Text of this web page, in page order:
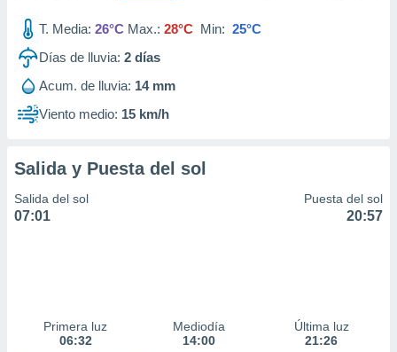
T. Media: 26°C Max.: 28°C Min: 25°C
Días de lluvia: 2 días
Acum. de lluvia: 14 mm
Viento medio: 15 km/h
Salida y Puesta del sol
Salida del sol
07:01
Puesta del sol
20:57
Primera luz
06:32
Mediodía
14:00
Última luz
21:26